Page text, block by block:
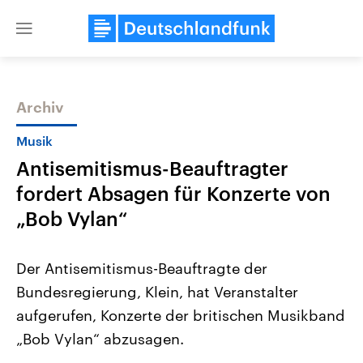
Close
Themen
Aktuelle Beiträge, Analysen und
Hintergründe
Wirtschaftlich und militärisch
gehören die Vereinigten Staaten zu
den mächtigsten Ländern der Erde,
Aktuelle Lage und
Der Überfall der
Terrororganisation Hamas
Archiv
Musik
Antisemitismus-Beauftragter
fordert Absagen für Konzerte von
„Bob Vylan“
Der Antisemitismus-Beauftragte der
Bundesregierung, Klein, hat Veranstalter
aufgerufen, Konzerte der britischen Musikband
„Bob Vylan“ abzusagen.